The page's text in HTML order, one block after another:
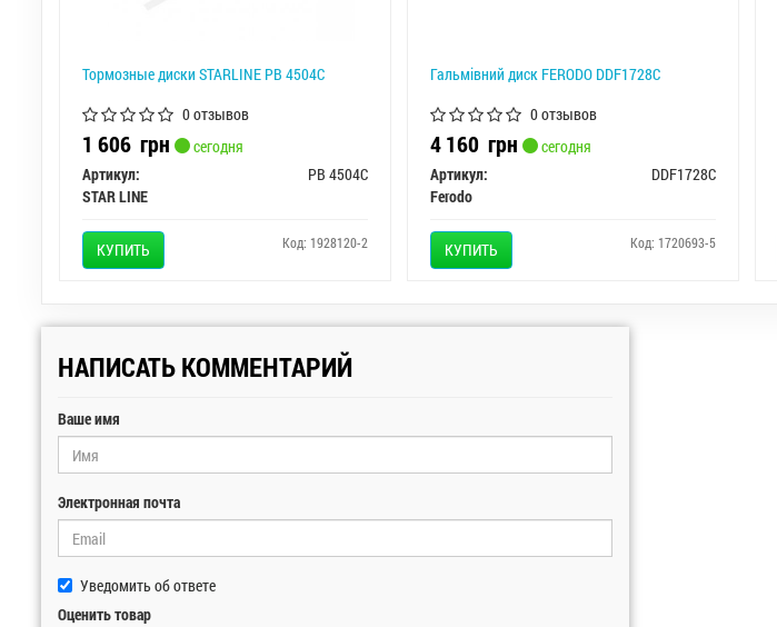
Тормозные диски STARLINE PB 4504C
0 отзывов
1 606 грн
сегодня
Артикул:
PB 4504C
STAR LINE
КУПИТЬ Код: 1928120-2
Гальмівний диск FERODO DDF1728C
0 отзывов
4 160 грн
сегодня
Артикул:
DDF1728C
Ferodo
КУПИТЬ Код: 1720693-5
НАПИСАТЬ КОММЕНТАРИЙ
Ваше имя
Электронная почта
Уведомить об ответе
Оценить товар